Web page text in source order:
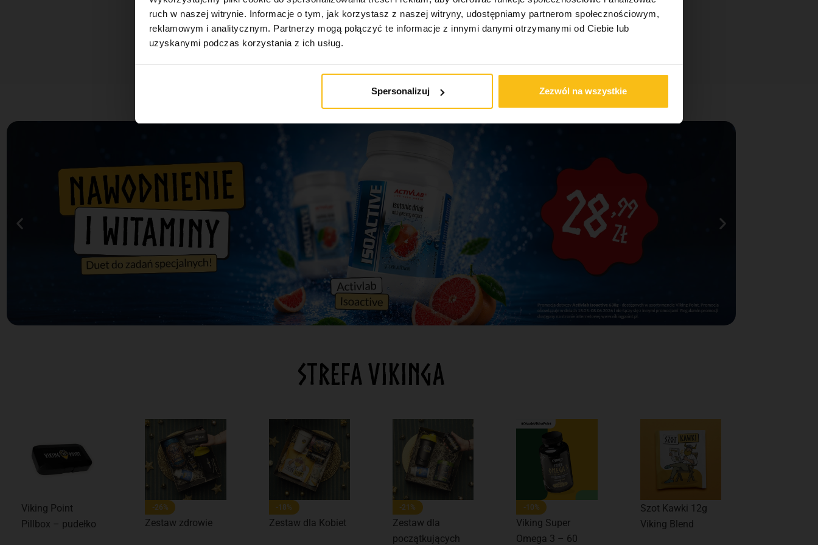
ruch w naszej witrynie. Informacje o tym, jak korzystasz z naszej witryny, udostępniamy partnerom społecznościowym,
reklamowym i analitycznym. Partnerzy mogą połączyć te informacje z innymi danymi otrzymanymi od Ciebie lub
uzyskanymi podczas korzystania z ich usług.
Spersonalizuj Zezwól na wszystkie
Zobacz pełne menu
STREFA VIKINGA
Viking Point
Pillbox – pudełko
-26%
Zestaw zdrowie
-18%
Zestaw dla Kobiet
-21%
Zestaw dla
początkujących
-10%
Viking Super
Omega 3 – 60
Szot Kawki 12g
Viking Blend